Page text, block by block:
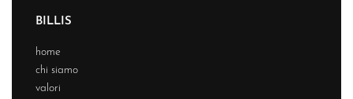
BILLIS
home
chi siamo
valori